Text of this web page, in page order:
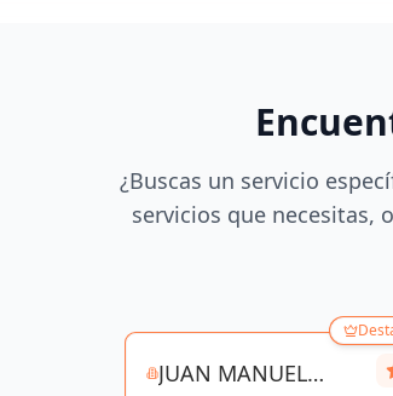
¿Buscas un servicio
servicios que necesitas,
JUAN MANUEL